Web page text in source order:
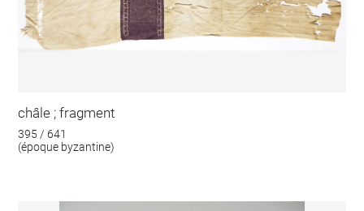
châle ; fragment
395 / 641
(époque byzantine)